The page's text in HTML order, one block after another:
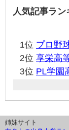
人気記事ラン
1位 プロ野
2位 享栄高
3位 PL学園
姉妹サイト